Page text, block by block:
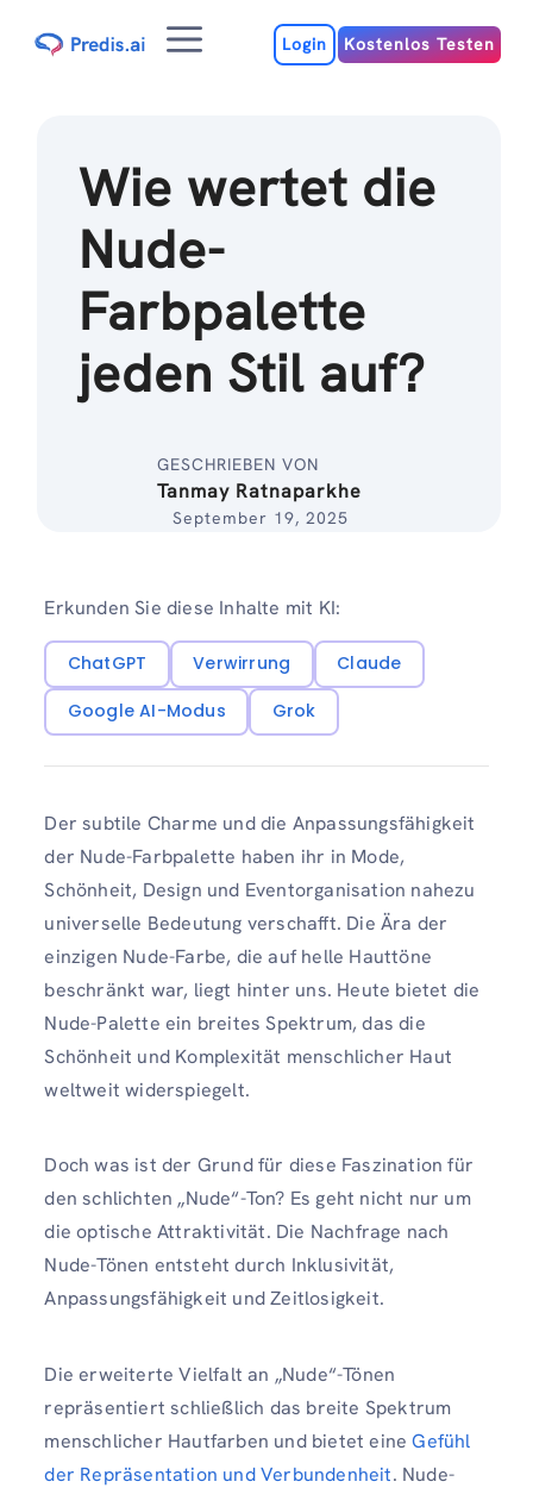
Inhalt
MenuLogin Kostenlos Testen
Wie wertet die
Nude-
Farbpalette
jeden Stil auf?
GESCHRIEBEN VON
Tanmay Ratnaparkhe
September 19, 2025
Erkunden Sie diese Inhalte mit KI:
ChatGPT Verwirrung
Claude
Google AI-Modus
Grok
Der subtile Charme und die Anpassungsfähigkeit
der Nude-Farbpalette haben ihr in Mode,
Schönheit, Design und Eventorganisation nahezu
universelle Bedeutung verschafft. Die Ära der
einzigen Nude-Farbe, die auf helle Hauttöne
beschränkt war, liegt hinter uns. Heute bietet die
Nude-Palette ein breites Spektrum, das die
Schönheit und Komplexität menschlicher Haut
weltweit widerspiegelt.
Doch was ist der Grund für diese Faszination für
den schlichten „Nude“-Ton? Es geht nicht nur um
die optische Attraktivität. Die Nachfrage nach
Nude-Tönen entsteht durch Inklusivität,
Anpassungsfähigkeit und Zeitlosigkeit.
Die erweiterte Vielfalt an „Nude“-Tönen
repräsentiert schließlich das breite Spektrum
menschlicher Hautfarben und bietet eineGefühl
der Repräsentation und Verbundenheit. Nude-